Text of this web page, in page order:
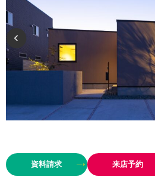
ので、時間を惜しまず納得の間取りができ
重ねます。弊社はご契約を最後にさせてい
資料請求 来店予約